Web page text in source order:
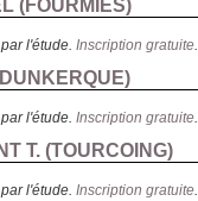
(FOURMIES)
l'étude. Inscription gratuite.
DUNKERQUE)
l'étude. Inscription gratuite.
T. (TOURCOING)
l'étude. Inscription gratuite.